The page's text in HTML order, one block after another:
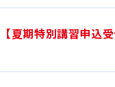
【夏期特別講習申込受